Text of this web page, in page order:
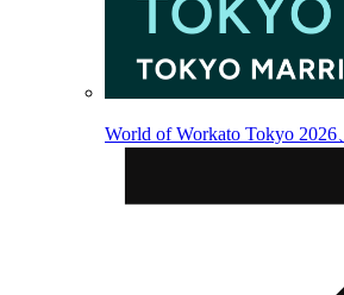
World of Workato Tokyo